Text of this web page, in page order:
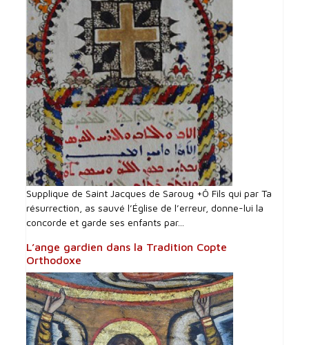
Supplique de Saint Jacques de Saroug +Ô Fils qui par Ta
résurrection, as sauvé l’Église de l’erreur, donne-lui la
concorde et garde ses enfants par...
L’ange gardien dans la Tradition Copte
Orthodoxe